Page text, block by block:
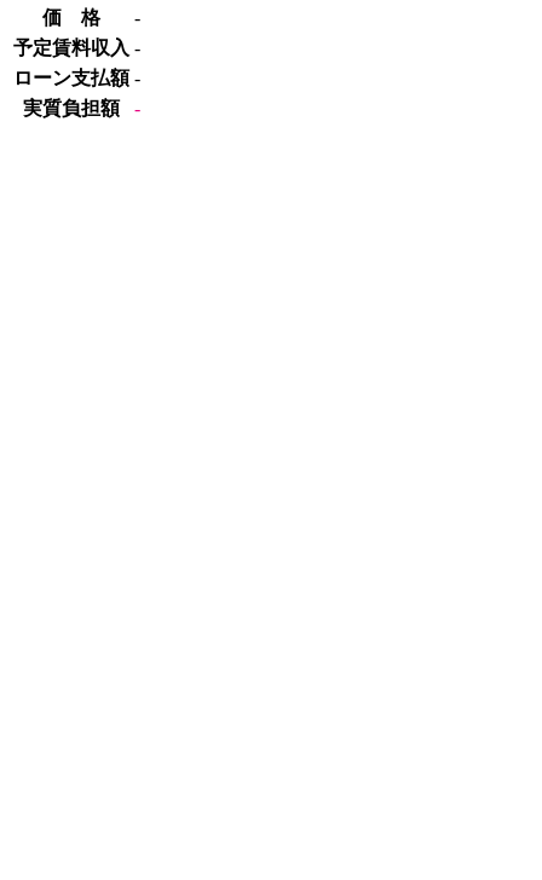
価 格
-
予定賃料収入 -
ローン支払額 -
実質負担額
-